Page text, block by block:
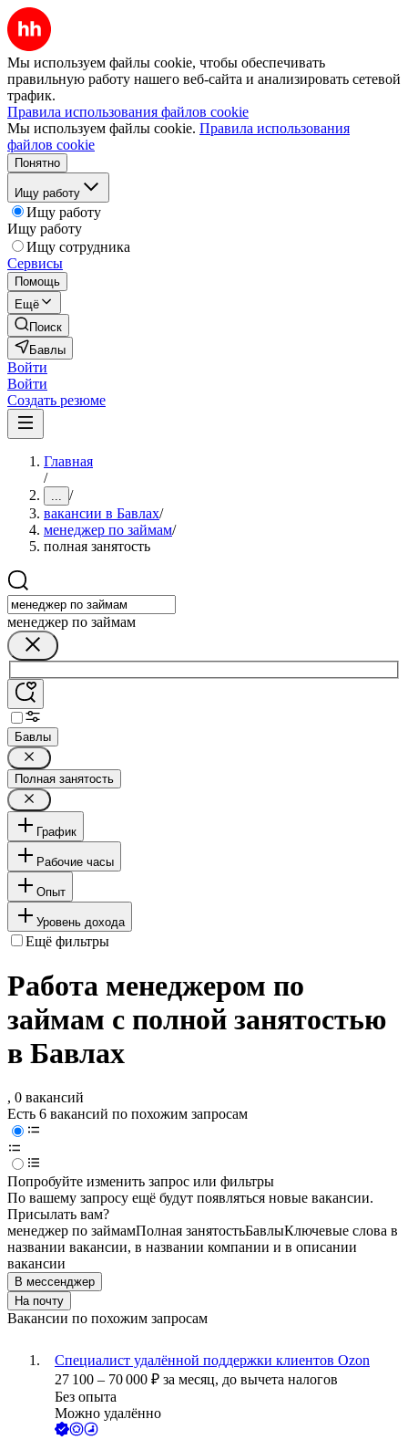
Мы используем файлы cookie, чтобы обеспечивать
правильную работу нашего веб-сайта и анализировать сетевой
трафик.
Правила использования файлов cookie
Мы используем файлы cookie. Правила использования
файлов cookie
Понятно
Ищу работу
Ищу работу
Ищу работу
Ищу сотрудника
Сервисы
Помощь
Ещё
Поиск
Бавлы
Войти
Войти
Создать резюме
Главная
/
... /
вакансии в Бавлах/
менеджер по займам/
полная занятость
менеджер по займам
Бавлы
Полная занятость
График
Рабочие часы
Опыт
Уровень дохода
Ещё фильтры
Работа менеджером по
займам с полной занятостью
в Бавлах
, 0 вакансий
Есть 6 вакансий по похожим запросам
Попробуйте изменить запрос или фильтры
По вашему запросу ещё будут появляться новые вакансии.
Присылать вам?
менеджер по займамПолная занятостьБавлыКлючевые слова в
названии вакансии, в названии компании и в описании
вакансии
В мессенджер
На почту
Вакансии по похожим запросам
Специалист удалённой поддержки клиентов Ozon
27 100 – 70 000 ₽ за месяц, до вычета налогов
Без опыта
Можно удалённо